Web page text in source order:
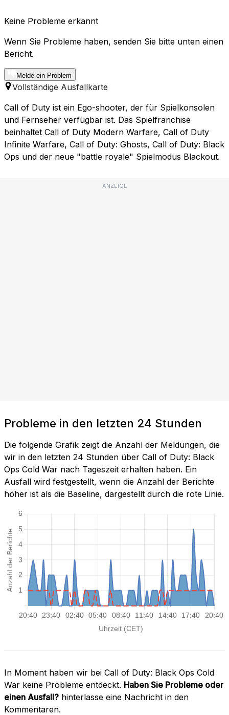
Keine Probleme erkannt
Wenn Sie Probleme haben, senden Sie bitte unten einen
Bericht.
Melde ein Problem
Vollständige Ausfallkarte
Call of Duty ist ein Ego-shooter, der für Spielkonsolen
und Fernseher verfügbar ist. Das Spielfranchise
beinhaltet Call of Duty Modern Warfare, Call of Duty
Infinite Warfare, Call of Duty: Ghosts, Call of Duty: Black
Ops und der neue "battle royale" Spielmodus Blackout.
ANZEIGE
Probleme in den letzten 24 Stunden
Die folgende Grafik zeigt die Anzahl der Meldungen, die
wir in den letzten 24 Stunden über Call of Duty: Black
Ops Cold War nach Tageszeit erhalten haben. Ein
Ausfall wird festgestellt, wenn die Anzahl der Berichte
höher ist als die Baseline, dargestellt durch die rote Linie.
In Moment haben wir bei Call of Duty: Black Ops Cold
War keine Probleme entdeckt. Haben Sie Probleme oder
einen Ausfall? hinterlasse eine Nachricht in den
Kommentaren.